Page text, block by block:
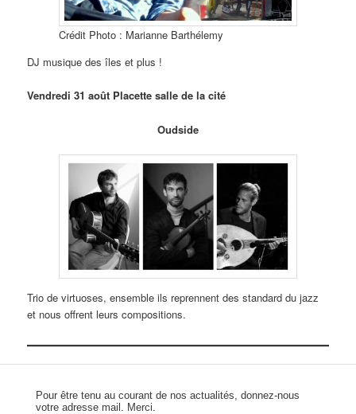
Crédit Photo : Marianne Barthélemy
DJ musique des îles et plus !
Vendredi 31 août Placette salle de la cité
Oudside
Trio de virtuoses, ensemble ils reprennent des standard du jazz
et nous offrent leurs compositions.
Pour être tenu au courant de nos actualités, donnez-nous
votre adresse mail. Merci.